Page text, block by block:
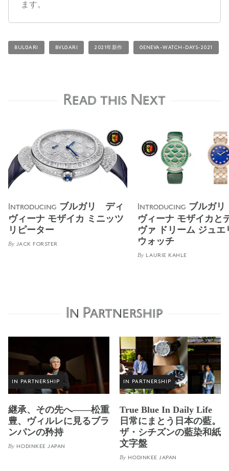
ます。
BULGARI BVLGARI 2021年新作 GENEVA-WATCH-DAYS-2021
Read this Next
Introducing ブルガリ ディ
ヴィーナ モザイカ ミニッツ
リピーター
By JACK FORSTER
Introducing ブルガ
ヴィーナ モザイカと
ヴァ ドリーム ジュエ
ウォッチ
By LAURIE KAHLE
In Partnership
IN PARTNERSHIP
継承、その先へ——松重
豊、ヴィルレに見るブラ
ンパンの矜持
By HODINKEE JAPAN
IN PARTNERSHIP
True Blue In Daily Life
日常にまとう日本の藍。
ザ・シチズンの藍染和紙
文字盤
By HODINKEE JAPAN